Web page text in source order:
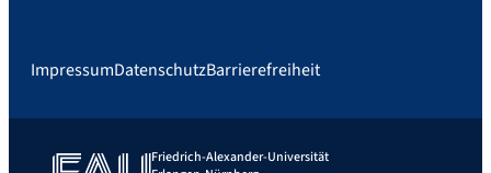
ImpressumDatenschutzBarrierefreiheit
Friedrich-Alexander-Universität